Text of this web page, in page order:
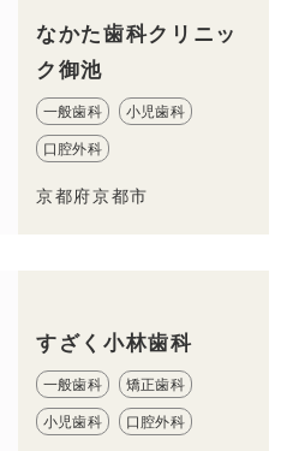
なかた歯科クリニッ
ク御池
一般歯科 小児歯科
口腔外科
京都府京都市
すざく小林歯科
一般歯科 矯正歯科
小児歯科 口腔外科